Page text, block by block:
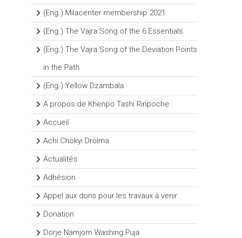
(Eng.) Milacenter membership 2021
(Eng.) The Vajra Song of the 6 Essentials
(Eng.) The Vajra Song of the Deviation Points
in the Path
(Eng.) Yellow Dzambala
A propos de Khenpo Tashi Rinpoche
Accueil
Achi Chökyi Drölma
Actualités
Adhésion
Appel aux dons pour les travaux à venir
Donation
Dorje Namjom Washing Puja